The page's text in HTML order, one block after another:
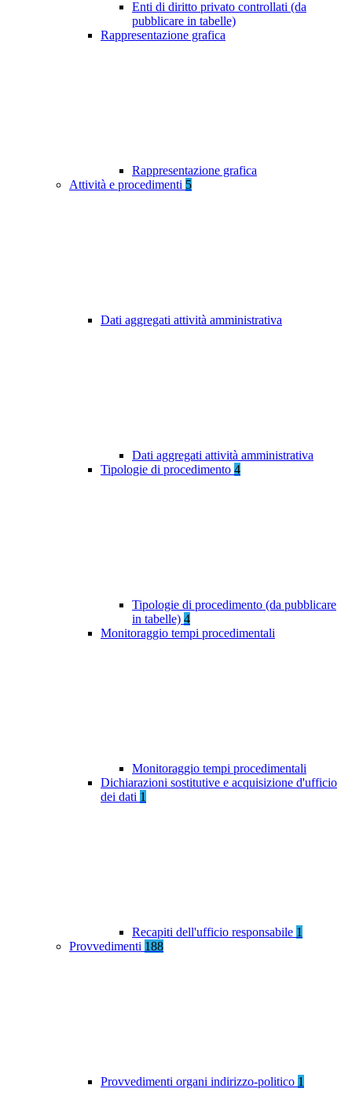
Enti di diritto privato controllati (da
pubblicare in tabelle)
Rappresentazione grafica
Rappresentazione grafica
Attività e procedimenti 5
Dati aggregati attività amministrativa
Dati aggregati attività amministrativa
Tipologie di procedimento 4
Tipologie di procedimento (da pubblicare
in tabelle) 4
Monitoraggio tempi procedimentali
Monitoraggio tempi procedimentali
Dichiarazioni sostitutive e acquisizione d'ufficio
dei dati 1
Recapiti dell'ufficio responsabile 1
Provvedimenti 188
Provvedimenti organi indirizzo-politico 1